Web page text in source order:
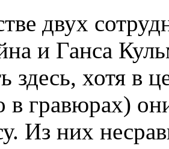
двух
и Ганса
здесь, хотя в
в гравюрах)
Из них